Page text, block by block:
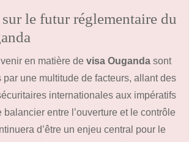
le futur réglementaire du
en matière de visa Ouganda sont
une multitude de facteurs, allant des
internationales aux impératifs
entre l’ouverture et le contrôle
d’être un enjeu central pour le